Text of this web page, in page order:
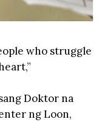
who struggle
Doktor na
ng Loon,